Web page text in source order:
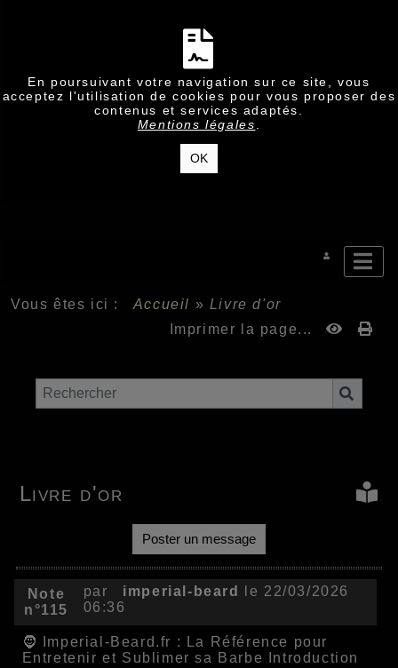
En poursuivant votre navigation sur ce site, vous
acceptez l'utilisation de cookies pour vous proposer des
contenus et services adaptés.
Mentions légales
OK
Vous êtes ici : Accueil » Livre d'or
Imprimer la page...
Livre d'or
Poster un message
Note
n°115
par imperial-beard
le 22/03/2026
06:36
🧔 Imperial-Beard.fr : La Référence pour
Entretenir et Sublimer sa Barbe Introduction